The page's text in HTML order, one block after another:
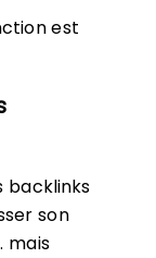
est
backlinks
son
mais